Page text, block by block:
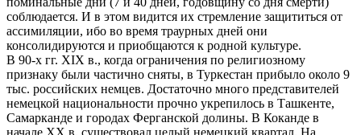
соблюдается. И в этом видится их стремление защититься от
ассимиляции, ибо во время траурных дней они
консолидируются и приобщаются к родной культуре.
В 90-х гг. XIX в., когда ограничения по религиозному
признаку были частично сняты, в Туркестан прибыло около 9
тыс. российских немцев. Достаточно много представителей
немецкой национальности прочно укрепилось в Ташкенте,
Самарканде и городах Ферганской долины. В Коканде в
начале XX в. существовал целый немецкий квартал. На